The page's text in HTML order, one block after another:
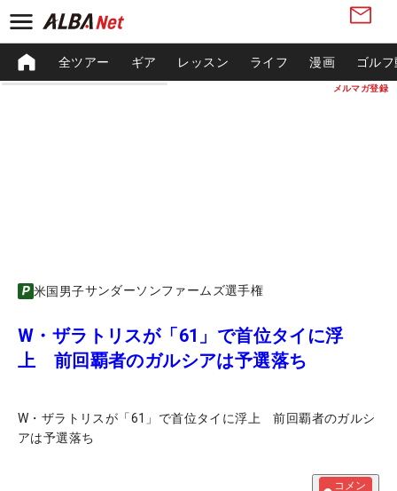
メルマガ登録
全ツアー ギア レッスン ライフ 漫画 ゴル
米国男子サンダーソンファームズ選手権
W・ザラトリスが「61」で首位タイに浮
上 前回覇者のガルシアは予選落ち
W・ザラトリスが「61」で首位タイに浮上 前回覇者のガルシ
アは予選落ち
コメン